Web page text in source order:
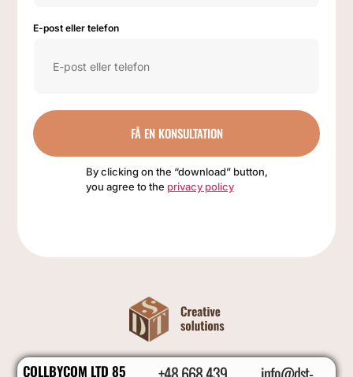
E-post eller telefon
FÅ EN KONSULTATION
By clicking on the “download” button,
you agree to the privacy policy
COLLBYCOM LTD 85